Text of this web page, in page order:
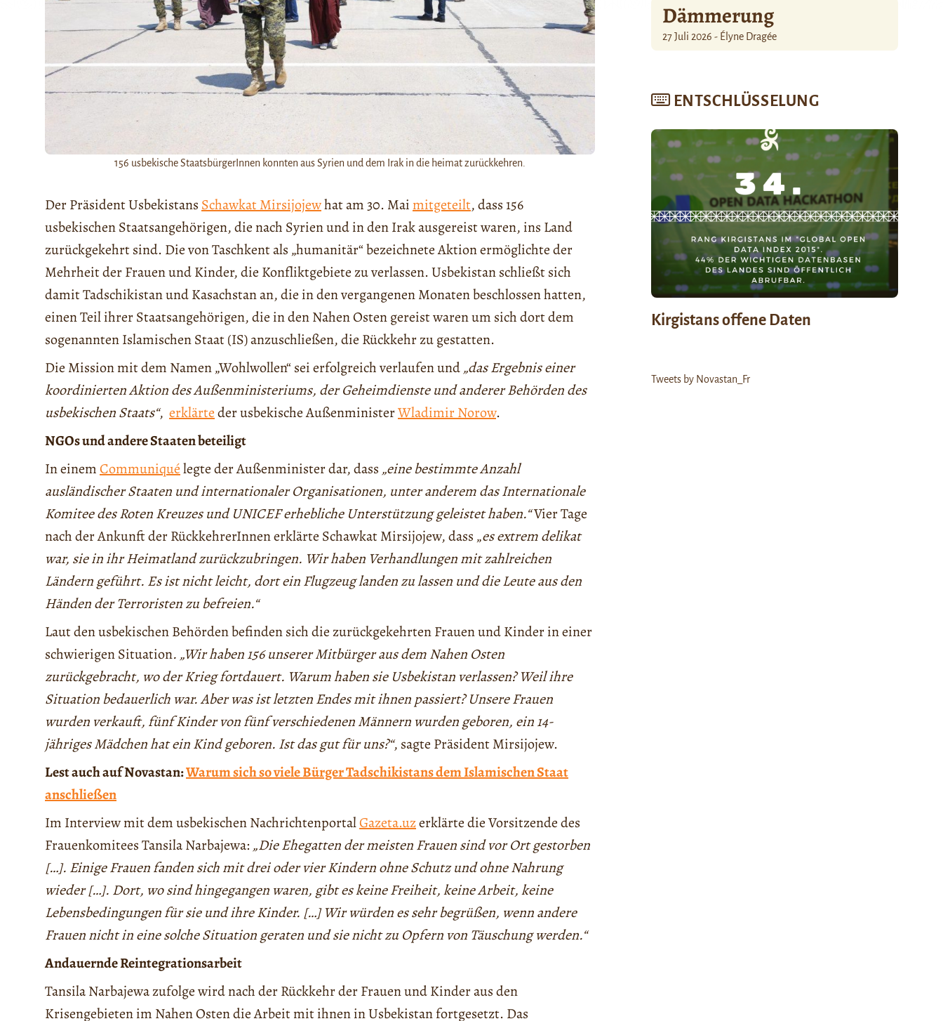
156 usbekische StaatsbürgerInnen konnten aus Syrien und dem Irak in die heimat zurückkehren.
Der Präsident Usbekistans Schawkat Mirsijojewhat am 30. Maimitgeteilt, dass 156
usbekischen Staatsangehörigen, die nach Syrien und in den Irak ausgereist waren, ins Land
zurückgekehrt sind. Die von Taschkent als „humanitär“ bezeichnete Aktion ermöglichte der
Mehrheit der Frauen und Kinder, die Konfliktgebiete zu verlassen. Usbekistan schließt sich
damit Tadschikistan und Kasachstan an, die in den vergangenen Monaten beschlossen hatten,
einen Teil ihrer Staatsangehörigen, die in den Nahen Osten gereist waren um sich dort dem
sogenannten Islamischen Staat (IS) anzuschließen, die Rückkehr zu gestatten.
Die Mission mit dem Namen „Wohlwollen“ sei erfolgreich verlaufen und„das Ergebnis einer
koordinierten Aktion des Außenministeriums, der Geheimdienste und anderer Behörden des
usbekischen Staats“, erklärteder usbekische AußenministerWladimir Norow.
NGOs und andere Staaten beteiligt
In einemCommuniquélegte der Außenminister dar, dass „eine bestimmte Anzahl
ausländischer Staaten und internationaler Organisationen, unter anderem das Internationale
Komitee des Roten Kreuzes und UNICEF erhebliche Unterstützung geleistet haben.“Vier Tage
nach der Ankunft der RückkehrerInnen erklärte Schawkat Mirsijojew, dass „es extrem delikat
war, sie in ihr Heimatland zurückzubringen. Wir haben Verhandlungen mit zahlreichen
Ländern geführt. Es ist nicht leicht, dort ein Flugzeug landen zu lassen und die Leute aus den
Händen der Terroristen zu befreien.“
Laut den usbekischen Behörden befinden sich die zurückgekehrten Frauen und Kinder in einer
schwierigen Situation. „Wir haben 156 unserer Mitbürger aus dem Nahen Osten
zurückgebracht, wo der Krieg fortdauert. Warum haben sie Usbekistan verlassen? Weil ihre
Situation bedauerlich war. Aber was ist letzten Endes mit ihnen passiert? Unsere Frauen
wurden verkauft, fünf Kinder von fünf verschiedenen Männern wurden geboren, ein 14-
jähriges Mädchen hat ein Kind geboren. Ist das gut für uns?“, sagte Präsident Mirsijojew.
Lest auch auf Novastan:Warum sich so viele Bürger Tadschikistans dem Islamischen Staat
anschließen
Im Interview mit dem usbekischen NachrichtenportalGazeta.uzerklärte die Vorsitzende des
Frauenkomitees Tansila Narbajewa: „Die Ehegatten der meisten Frauen sind vor Ort gestorben
[…]. Einige Frauen fanden sich mit drei oder vier Kindern ohne Schutz und ohne Nahrung
wieder […]. Dort, wo sind hingegangen waren, gibt es keine Freiheit, keine Arbeit, keine
Lebensbedingungen für sie und ihre Kinder. […] Wir würden es sehr begrüßen, wenn andere
Frauen nicht in eine solche Situation geraten und sie nicht zu Opfern von Täuschung werden.“
Andauernde Reintegrationsarbeit
Tansila Narbajewa zufolge wird nach der Rückkehr der Frauen und Kinder aus den
Krisengebieten im Nahen Osten die Arbeit mit ihnen in Usbekistan fortgesetzt. Das
Dämmerung
27 Juli 2026 - Élyne Dragée
ENTSCHLÜSSELUNG
Kirgistans offene Daten
Tweets by Novastan_Fr